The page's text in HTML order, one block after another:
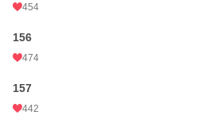
454
156
474
157
442